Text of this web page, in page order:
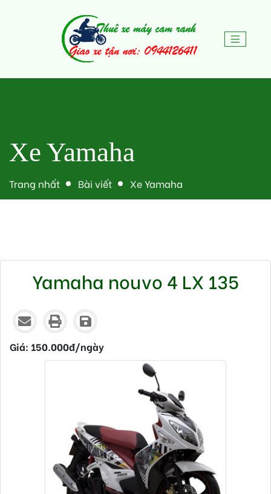
Xe Yamaha
Trang nhất Bài viết Xe Yamaha
Yamaha nouvo 4 LX 135
Giá: 150.000đ/ngày